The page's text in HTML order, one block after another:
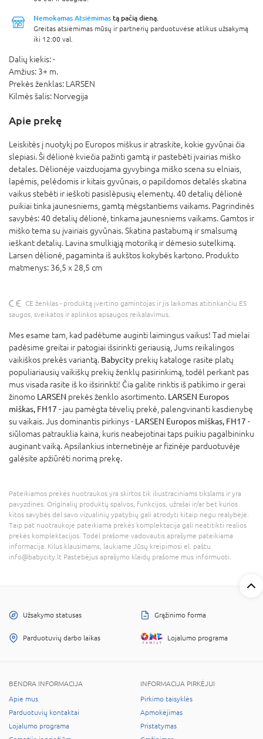
Nemokamas Atsiėmimas tą pačią dieną.
Greitas atsiėmimas mūsų ir partnerių parduotuvėse atlikus užsakymą
iki 12:00 val.
Dalių kiekis:-
Amžius: 3+ m.
Prekės ženklas: LARSEN
Kilmės šalis: Norvegija
Apie prekę
Leiskitės į nuotykį po Europos miškus ir atraskite, kokie gyvūnai čia
slepiasi. Ši dėlionė kviečia pažinti gamtą ir pastebėti įvairias miško
detales. Dėlionėje vaizduojama gyvybinga miško scena su elniais,
lapėmis, pelėdomis ir kitais gyvūnais, o papildomos detalės skatina
vaikus stebėti ir ieškoti pasislėpusių elementų. 40 detalių dėlionė
puikiai tinka jaunesniems, gamtą mėgstantiems vaikams. Pagrindinės
savybės: 40 detalių dėlionė, tinkama jaunesniems vaikams. Gamtos ir
miško tema su įvairiais gyvūnais. Skatina pastabumą ir smalsumą
ieškant detalių. Lavina smulkiąją motoriką ir dėmesio sutelkimą.
Larsen dėlionė, pagaminta iš aukštos kokybės kartono. Produkto
matmenys: 36,5 x 28,5 cm
CE ženklas - produktą įvertino gamintojas ir jis laikomas atitinkančiu ES
saugos, sveikatos ir aplinkos apsaugos reikalavimus.
Mes esame tam, kad padėtume auginti laimingus vaikus! Tad mielai
padėsime greitai ir patogiai išsirinkti geriausią, Jums reikalingos
vaikiškos prekės variantą. Babycity prekių kataloge rasite platų
populiariausių vaikiškų prekių ženklų pasirinkimą, todėl perkant pas
mus visada rasite iš ko išsirinkti! Čia galite rinktis iš patikimo ir gerai
žinomo LARSEN prekės ženklo asortimento. LARSEN Europos
miškas, FH17 - jau pamėgta tėvelių prekė, palengvinanti kasdienybę
su vaikais. Jus dominantis pirkinys - LARSEN Europos miškas, FH17 -
siūlomas patrauklia kaina, kuris neabejotinai taps puikiu pagalbininku
auginant vaiką. Apsilankius internetinėje ar fizinėje parduotuvėje
galėsite apžiūrėti norimą prekę.
Pateikiamos prekės nuotraukos yra skirtos tik iliustraciniams tikslams ir yra
pavyzdinės. Originalių produktų spalvos, funkcijos, užrašai ir/ar bet kurios
kitos savybės dėl savo vizualinių ypatybių gali atrodyti kitaip negu realybėje.
Taip pat nuotraukoje pateikiama prekės komplektacija gali neatitikti realios
prekės komplektacijos. Todėl prašome vadovautis aprašyme pateikiama
informacija. Kilus klausimams, laukiame Jūsų kreipimosi el. paštu
info@babycity.lt Pastebėjus aprašymo klaidų prašome mus informuoti.
Užsakymo statusas Grąžinimo forma
Parduotuvių darbo laikas Lojalumo programa
BENDRA INFORMACIJA
Apie mus
Parduotuvių kontaktai
Lojalumo programa
INFORMACIJA PIRKĖJUI
Pirkimo taisyklės
Apmokėjimas
Pristatymas